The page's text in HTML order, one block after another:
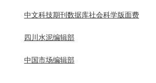
中文科技期刊数据库社会科学版面费
四川水泥编辑部
中国市场编辑部